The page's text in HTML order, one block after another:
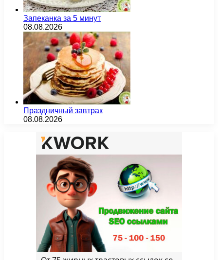
Запеканка за 5 минут
08.08.2026
Праздничный завтрак
08.08.2026